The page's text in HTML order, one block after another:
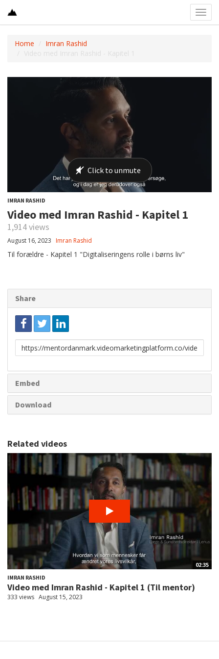
Home
Imran Rashid
Video med Imran Rashid - Kapitel 1
IMRAN RASHID
Video med Imran Rashid - Kapitel 1
1,914 views
August 16, 2023 Imran Rashid
Til forældre - Kapitel 1 "Digitaliseringens rolle i børns liv"
Share
Link
to
Embed
Download
Related videos
02:35
IMRAN RASHID
Video med Imran Rashid - Kapitel 1 (Til mentor)
333 views August 15, 2023